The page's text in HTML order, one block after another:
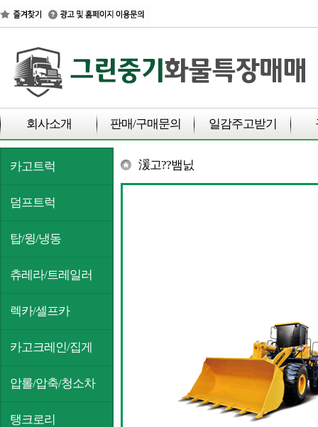
회사소개 판매/구매문의 일감주고받기
카고트럭
덤프트럭
탑/윙/냉동
츄레라/트레일러
렉카/셀프카
카고크레인/집게
압롤/압축/청소차
탱크로리
湲고??뱀닔